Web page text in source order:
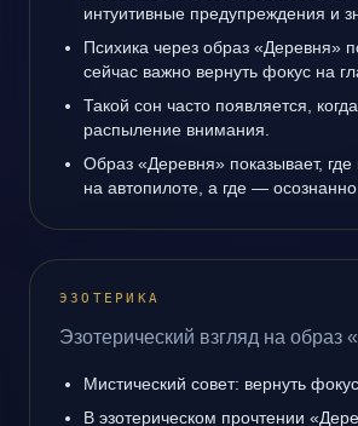
интуитивные предупреждения и
Психика через образ «Деревня»
сейчас важно вернуть фокус на
Такой сон часто появляется,
распыление внимания.
Образ «Деревня» показывает, где
на автопилоте, а где — осознанно.
ЭЗОТЕРИКА
Эзотерический взгляд на образ
Мистический совет: вернуть
В эзотерическом прочтении